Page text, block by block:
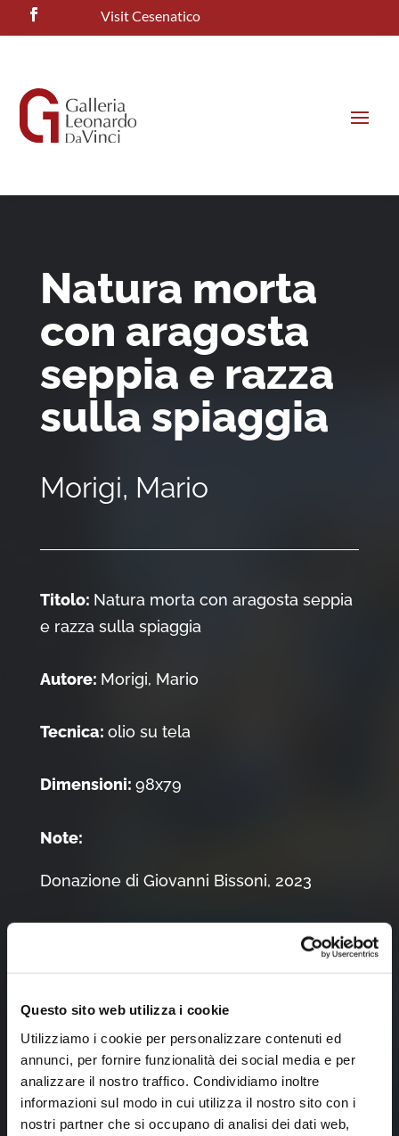
Questo sito web utilizza i cookie
Utilizziamo i cookie per personalizzare contenuti ed
annunci, per fornire funzionalità dei social media e per
analizzare il nostro traffico. Condividiamo inoltre
informazioni sul modo in cui utilizza il nostro sito con i
nostri partner che si occupano di analisi dei dati web,
Visit Cesenatico
Natura morta
con aragosta
seppia e razza
sulla spiaggia
Morigi, Mario
Titolo: Natura morta con aragosta seppia
e razza sulla spiaggia
Autore: Morigi, Mario
Tecnica: olio su tela
Dimensioni: 98x79
Note:
Donazione di Giovanni Bissoni, 2023
Tocca l'immagine per zoomare